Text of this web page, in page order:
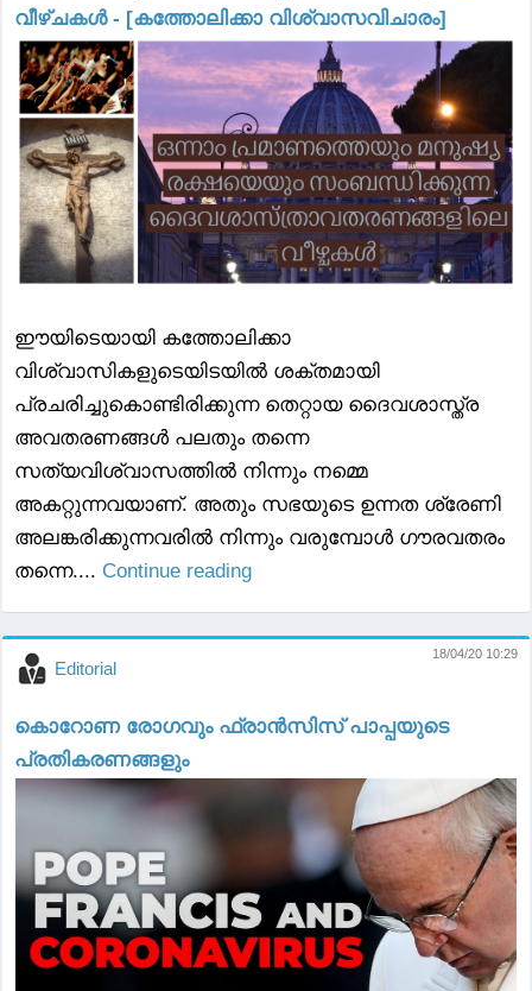
വീഴ്ചകൾ - [കത്തോലിക്കാ വിശ്വാസവിചാരം]
ഈയിടെയായി കത്തോലിക്കാ
വിശ്വാസികളുടെയിടയിൽ ശക്തമായി
പ്രചരിച്ചുകൊണ്ടിരിക്കുന്ന തെറ്റായ ദൈവശാസ്ത്ര
അവതരണങ്ങൾ പലതും തന്നെ
സത്യവിശ്വാസത്തിൽ നിന്നും നമ്മെ
അകറ്റുന്നവയാണ്. അതും സഭയുടെ ഉന്നത ശ്രേണി
അലങ്കരിക്കുന്നവരിൽ നിന്നും വരുമ്പോൾ ഗൗരവതരം
തന്നെ.... Continue reading
Editorial
18/04/20 10:29
കൊറോണ രോഗവും ഫ്രാൻസിസ് പാപ്പയുടെ
പ്രതികരണങ്ങളും